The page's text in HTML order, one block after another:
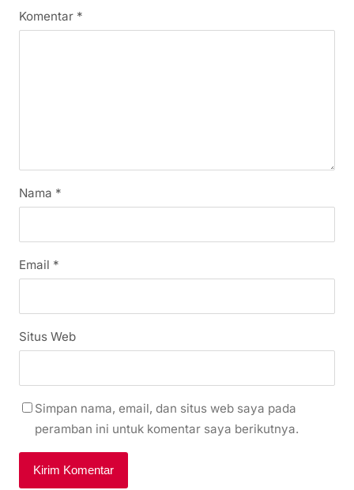
Komentar *
Nama *
Email *
Situs Web
Simpan nama, email, dan situs web saya pada
peramban ini untuk komentar saya berikutnya.